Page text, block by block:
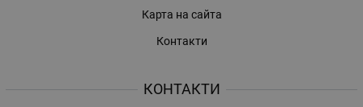
Карта на сайта
Контакти
КОНТАКТИ